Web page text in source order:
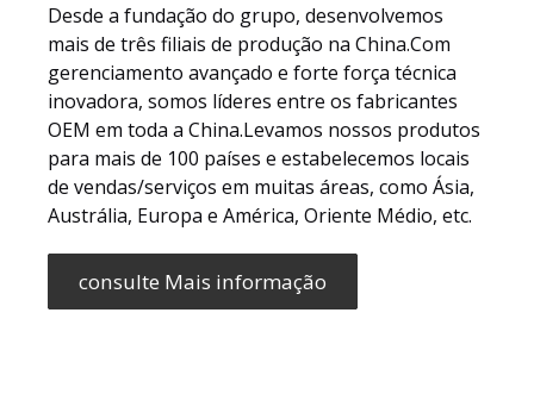
Desde a fundação do grupo, desenvolvemos
mais de três filiais de produção na China.Com
gerenciamento avançado e forte força técnica
inovadora, somos líderes entre os fabricantes
OEM em toda a China.Levamos nossos produtos
para mais de 100 países e estabelecemos locais
de vendas/serviços em muitas áreas, como Ásia,
Austrália, Europa e América, Oriente Médio, etc.
consulte Mais informação